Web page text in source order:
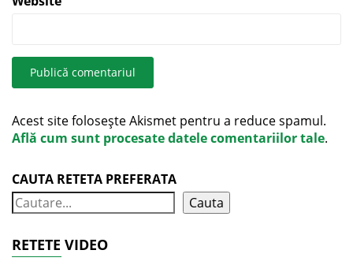
Acest site folosește Akismet pentru a reduce spamul.
Află cum sunt procesate datele comentariilor tale.
CAUTA RETETA PREFERATA
Cauta
RETETE VIDEO